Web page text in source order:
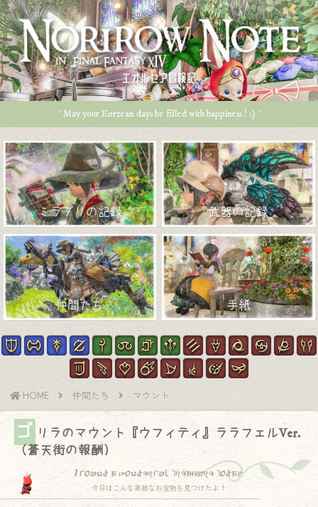
エオルゼア冒険記
* May your Eorzean days be filled with happiness ! :) *
ミラプリの記録 武器の記録
仲間たち 手紙
HOME 仲間たち マウント
ゴ リラのマウント『ウフィティ』ララフェルVer.
（蒼天街の報酬）
I found a wonderful treasure today.
今日はこんな素敵なお宝物を見つけたよ！